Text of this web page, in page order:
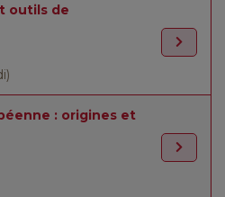
outils de
: origines et